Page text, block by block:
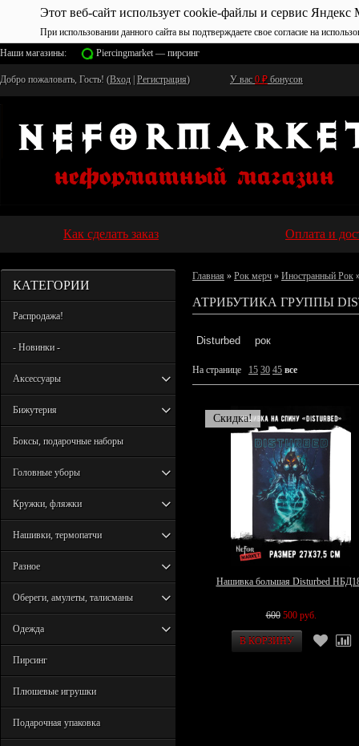
Этот веб-сайт использует cookie-файлы и сервис Яндекс
При использовании данного сайта вы подтверждаете свое согласие на
Наши магазины:
Piercingmarket — пирсинг
Добро пожаловать, Гость! (Вход Регистрация) У вас 0 ₽ бонусов
Как сделать заказ Оплата и
КАТЕГОРИИ
Распродажа!
- Новинки -
Аксессуары
Бижутерия
Боксы, подарочные наборы
Головные уборы
Кружки, фляжки
Нашивки, термопатчи
Разное
Обереги, амулеты, талисманы
Одежда
Пирсинг
Плюшевые игрушки
Подарочная упаковка
Главная » Рок мерч » Иностранный Рок
АТРИБУТИКА ГРУППЫ
Disturbed рок
На странице 15 30 45 все
Скидка!
Нашивка большая Disturbed
600 500 руб.